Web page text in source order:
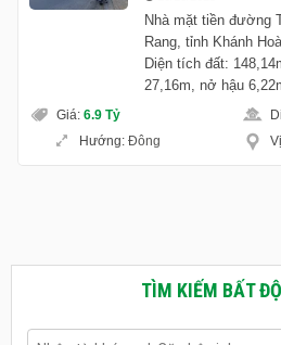
Nhà mặt tiền đường
Rang, tỉnh Khánh
Diện tích đất:
27,16m, nở hậu
Giá: 6.9 Tỷ
Hướng: Đông
TÌM KIẾM BẤT